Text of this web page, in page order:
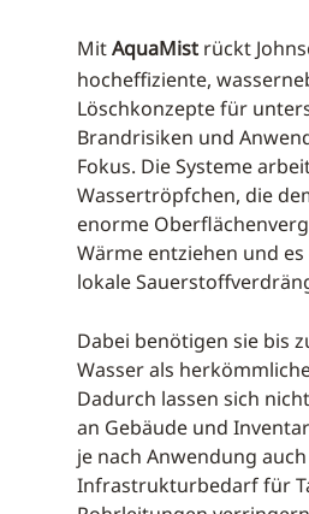
MitAquaMist rückt
hocheffiziente,
Löschkonzepte für
Brandrisiken und
Fokus. Die Systeme
Wassertröpfchen, die
enorme
Wärme entziehen und
lokale
Dabei benötigen sie bis
Wasser als
Dadurch lassen sich
an Gebäude und
je nach Anwendung
Infrastrukturbedarf für